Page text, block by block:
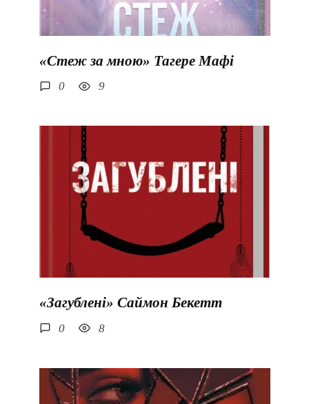
«Стеж за мною» Тагере Мафі
0 9
«Загублені» Саймон Бекетт
0 8